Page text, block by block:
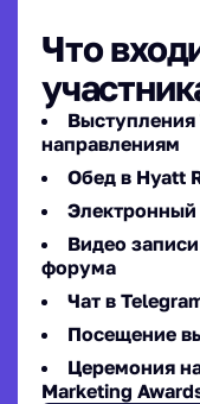
Что
Выступления
направлениям
Обед в Hyatt
Электронный
Видео
форума
Чат в
Посещение
Церемония
Marketing